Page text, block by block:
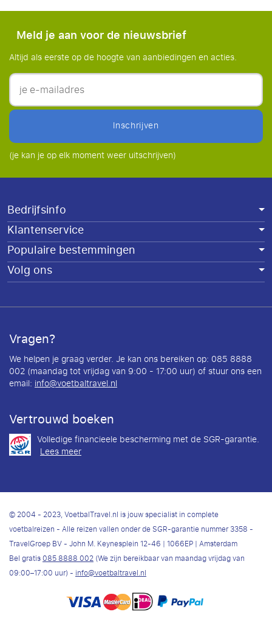
Meld je aan voor de nieuwsbrief
Altijd als eerste op de hoogte van aanbiedingen en acties.
inschrijven
(je kan je op elk moment weer uitschrijven)
Bedrijfsinfo
Klantenservice
Populaire bestemmingen
Volg ons
Vragen?
We helpen je graag verder. Je kan ons bereiken op: 085 8888
002 (maandag tot vrijdag van 9:00 - 17:00 uur) of stuur ons een
email: info@voetbaltravel.nl
Vertrouwd boeken
Volledige financieele bescherming met de SGR-garantie.
Lees meer
© 2004 - 2023, VoetbalTravel.nl is jouw specialist in complete
voetbalreizen - Alle reizen vallen onder de SGR-garantie nummer 3358 -
TravelGroep BV - John M. Keynesplein 12-46 | 1066EP | Amsterdam
Bel gratis085 8888 002(We zijn bereikbaar van maandag vrijdag van
09:00–17:00 uur) -info@voetbaltravel.nl